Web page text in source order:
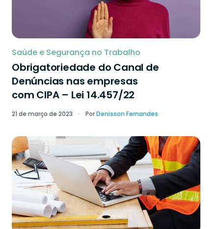
Saúde e Segurança no Trabalho
Obrigatoriedade do Canal de
Denúncias nas empresas
com CIPA – Lei 14.457/22
21 de março de 2023 PorDenisson Fernandes